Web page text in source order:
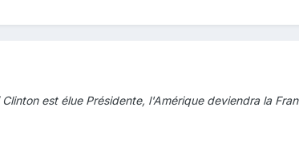
Clinton est élue Présidente, l'Amérique deviendra la